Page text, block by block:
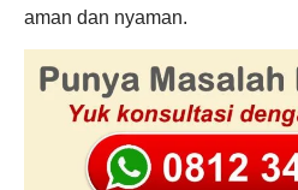
aman dan nyaman.